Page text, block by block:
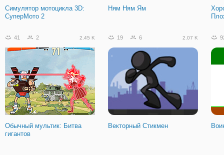
Симулятор мотоцикла 3D:
СуперМото 2
Ням Ням Ям
41 2 2.45 K
Обычный мультик: Битва
гигантов
19 6 2.07 K
Векторный Стикмен